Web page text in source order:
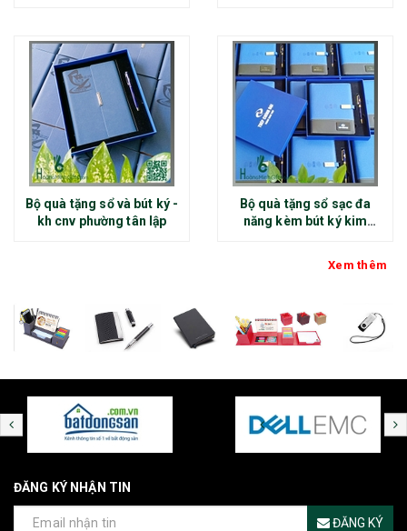
Bộ quà tặng sổ và bút ký -
kh cnv phường tân lập
Bộ quà tặng sổ sạc đa
năng kèm bút ký kim
Xem thêm
ĐĂNG KÝ NHẬN TIN
ĐĂNG KÝ